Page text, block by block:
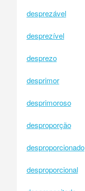
desprezável
desprezível
desprezo
desprimor
desprimoroso
desproporção
desproporcionado
desproporcional